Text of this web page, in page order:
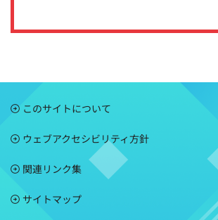
このサイトについて
ウェブアクセシビリティ方針
関連リンク集
サイトマップ